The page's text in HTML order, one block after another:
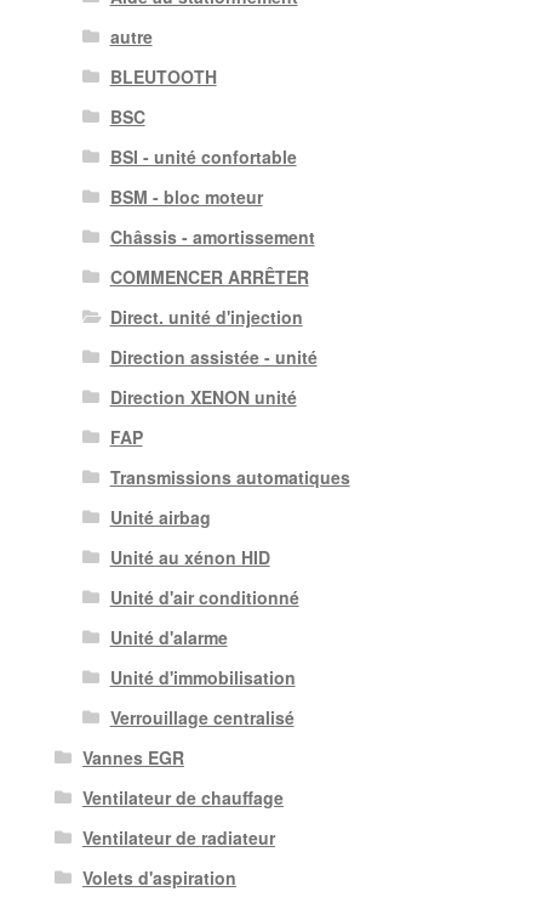
autre
BLEUTOOTH
BSC
BSI - unité confortable
BSM - bloc moteur
Châssis - amortissement
COMMENCER ARRÊTER
Direct. unité d'injection
Direction assistée - unité
Direction XENON unité
FAP
Transmissions automatiques
Unité airbag
Unité au xénon HID
Unité d'air conditionné
Unité d'alarme
Unité d'immobilisation
Verrouillage centralisé
Vannes EGR
Ventilateur de chauffage
Ventilateur de radiateur
Volets d'aspiration